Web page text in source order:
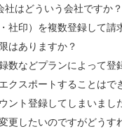
はどういう会社ですか？
社印）を複数登録して請
はありますか？
数などプランによって登
クスポートすることはで
ント登録してしまいま
更したいのですがどうす